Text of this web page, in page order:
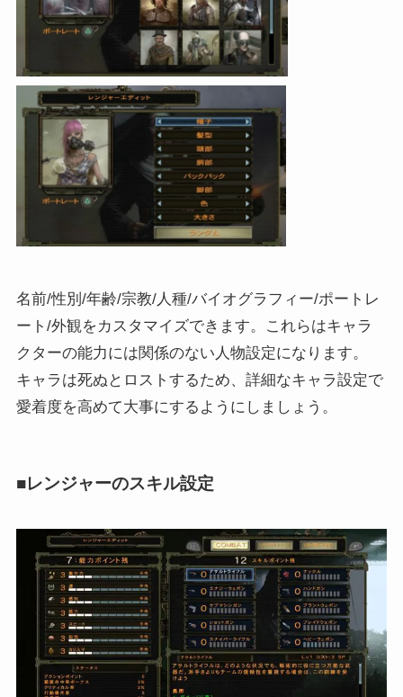
名前/性別/年齢/宗教/人種/バイオグラフィー/ポートレ
ート/外観をカスタマイズできます。これらはキャラ
クターの能力には関係のない人物設定になります。
キャラは死ぬとロストするため、詳細なキャラ設定で
愛着度を高めて大事にするようにしましょう。
■レンジャーのスキル設定